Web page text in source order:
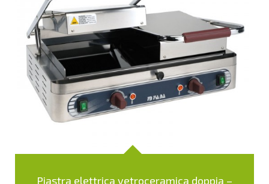
Piastra elettrica vetroceramica doppia –